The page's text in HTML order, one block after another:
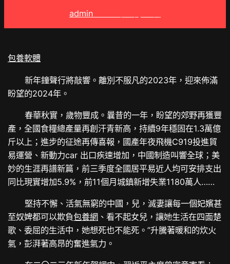
admin
包養軟體
新年鐘聲行將敲響。離別不服凡的2023年，迎來佈滿
盼望的2024年。
春華秋實，歲物豐成。曩昔的一年，盼望的郊野再獲豐
產，全國食糧總產量再創汗青新高，持續9年穩固在1.3萬億
斤以上；進步的征途再傳喜報，國產年夜飛機C919投進貿
易運營、新動力car 出口疾速增加，中國制造叫響全球；美
妙的生涯再譜新篇，前三季度全國居平易近人均可安排支出
同比現實增加5.9%，前11個月城鎮新增失業1180萬人……
堅持不懈、活氣無窮的中國，兒，滅妻讓每一個妃嬪甚
至奴婢都可以欺負包養網 、看不起女兒，讓她生活在四面楚
歌、委屈的生活中，她想死也不能死。”升騰著暖和的炊火
氣，彭湃著高昂的奮進氣力。